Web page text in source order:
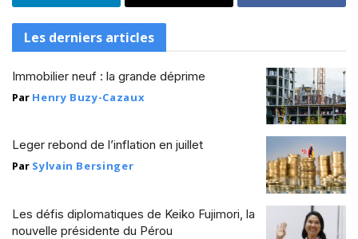
Les derniers articles
Immobilier neuf : la grande déprime
Par Henry Buzy-Cazaux
Leger rebond de l’inflation en juillet
Par Sylvain Bersinger
Les défis diplomatiques de Keiko Fujimori, la
nouvelle présidente du Pérou